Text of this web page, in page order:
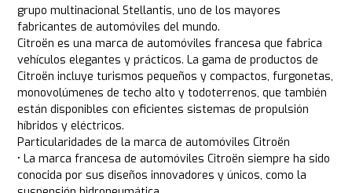
grupo multinacional Stellantis, uno de los mayores
fabricantes de automóviles del mundo.
Citroën es una marca de automóviles francesa que fabrica
vehículos elegantes y prácticos. La gama de productos de
Citroën incluye turismos pequeños y compactos, furgonetas,
monovolúmenes de techo alto y todoterrenos, que también
están disponibles con eficientes sistemas de propulsión
híbridos y eléctricos.
Particularidades de la marca de automóviles Citroën
• La marca francesa de automóviles Citroën siempre ha sido
conocida por sus diseños innovadores y únicos, como la